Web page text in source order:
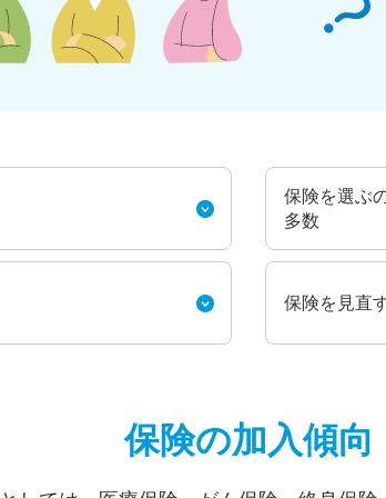
保険を選ぶ
多数
保険を見直
保険の加入傾向